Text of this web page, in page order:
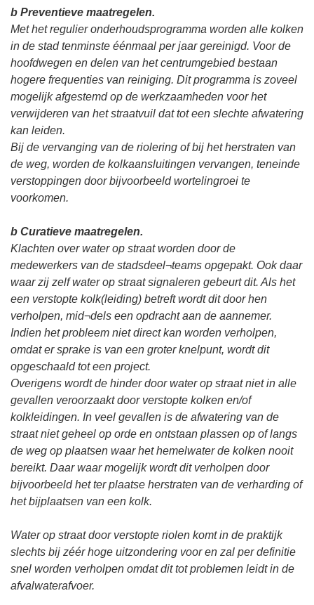
b Preventieve maatregelen.
Met het regulier onderhoudsprogramma worden alle kolken
in de stad tenminste éénmaal per jaar gereinigd. Voor de
hoofdwegen en delen van het centrumgebied bestaan
hogere frequenties van reiniging. Dit programma is zoveel
mogelijk afgestemd op de werkzaamheden voor het
verwijderen van het straatvuil dat tot een slechte afwatering
kan leiden.
Bij de vervanging van de riolering of bij het herstraten van
de weg, worden de kolkaansluitingen vervangen, teneinde
verstoppingen door bijvoorbeeld wortelingroei te
voorkomen.
b Curatieve maatregelen.
Klachten over water op straat worden door de
medewerkers van de stadsdeel¬teams opgepakt. Ook daar
waar zij zelf water op straat signaleren gebeurt dit. Als het
een verstopte kolk(leiding) betreft wordt dit door hen
verholpen, mid¬dels een opdracht aan de aannemer.
Indien het probleem niet direct kan worden verholpen,
omdat er sprake is van een groter knelpunt, wordt dit
opgeschaald tot een project.
Overigens wordt de hinder door water op straat niet in alle
gevallen veroorzaakt door verstopte kolken en/of
kolkleidingen. In veel gevallen is de afwatering van de
straat niet geheel op orde en ontstaan plassen op of langs
de weg op plaatsen waar het hemelwater de kolken nooit
bereikt. Daar waar mogelijk wordt dit verholpen door
bijvoorbeeld het ter plaatse herstraten van de verharding of
het bijplaatsen van een kolk.
Water op straat door verstopte riolen komt in de praktijk
slechts bij zéér hoge uitzondering voor en zal per definitie
snel worden verholpen omdat dit tot problemen leidt in de
afvalwaterafvoer.